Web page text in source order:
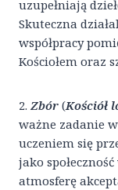
uzupełniają
Skuteczna
współpracy
Kościołem oraz
2. Zbór (Kościół
ważne zadanie
uczeniem się
jako
atmosferę